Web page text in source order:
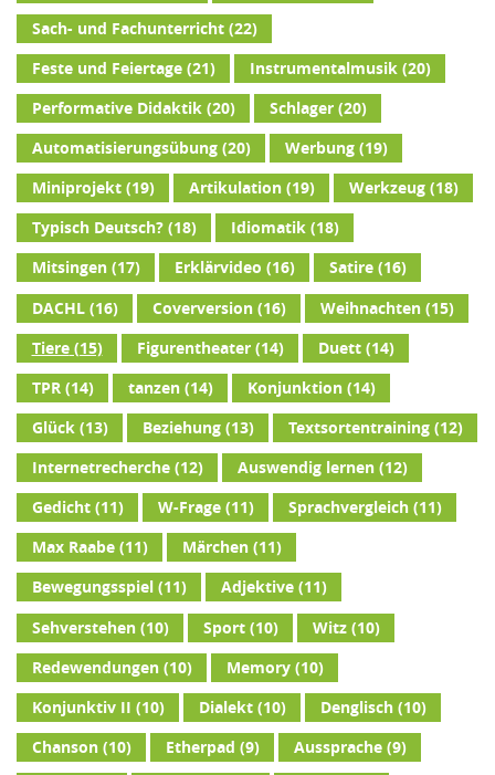
Sach- und Fachunterricht(22)
Feste und Feiertage(21) Instrumentalmusik(20)
Performative Didaktik(20) Schlager(20)
Automatisierungsübung(20) Werbung(19)
Miniprojekt(19) Artikulation(19) Werkzeug(18)
Typisch Deutsch?(18) Idiomatik(18)
Mitsingen(17) Erklärvideo (16) Satire(16)
DACHL(16) Coverversion(16) Weihnachten(15)
Tiere(15) Figurentheater(14) Duett(14)
TPR(14) tanzen(14) Konjunktion(14)
Glück(13) Beziehung(13) Textsortentraining(12)
Internetrecherche(12) Auswendig lernen(12)
Gedicht(11) W-Frage(11) Sprachvergleich(11)
Max Raabe(11) Märchen(11)
Bewegungsspiel (11) Adjektive(11)
Sehverstehen(10) Sport(10) Witz(10)
Redewendungen(10) Memory(10)
Konjunktiv II (10) Dialekt(10) Denglisch(10)
Chanson(10) Etherpad (9) Aussprache(9)